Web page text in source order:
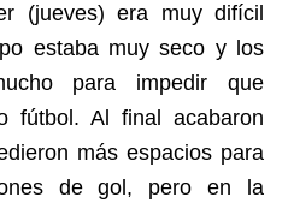
(jueves) era muy difícil
estaba muy seco y los
para impedir que
fútbol. Al final acabaron
más espacios para
de gol, pero en la